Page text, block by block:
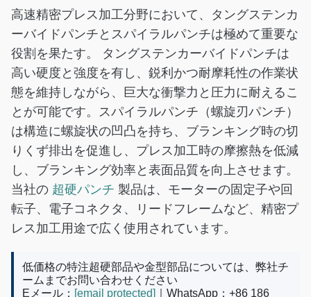
高速精密プレス加工分野において、タングステンカ
ーバイドパンチとスパイラルパンチは極めて重要な
役割を果たす。 タングステンカーバイドパンチは
高い硬度と強度を有し、鋭利かつ耐摩耗性の作業状
態を維持しながら、巨大な衝撃力と圧力に耐えるこ
とが可能です。スパイラルパンチ（螺旋刃パンチ）
は構造に螺旋状の凹凸を持ち、ブランキング時の切
りくず排出を促進し、プレス加工時の摩擦熱を低減
し、ブランキング効率と表面品質を向上させます。
当社の 超硬パンチ 製品は、モーターの固定子や回
転子、電子コネクタ、リードフレームなど、精密プ
レス加工用途で広く使用されています。
低価格の特注超硬部品や金型部品については、弊社チ
ームまでお問い合わせください
Eメール： [email protected]
｜WhatsApp：+86 186